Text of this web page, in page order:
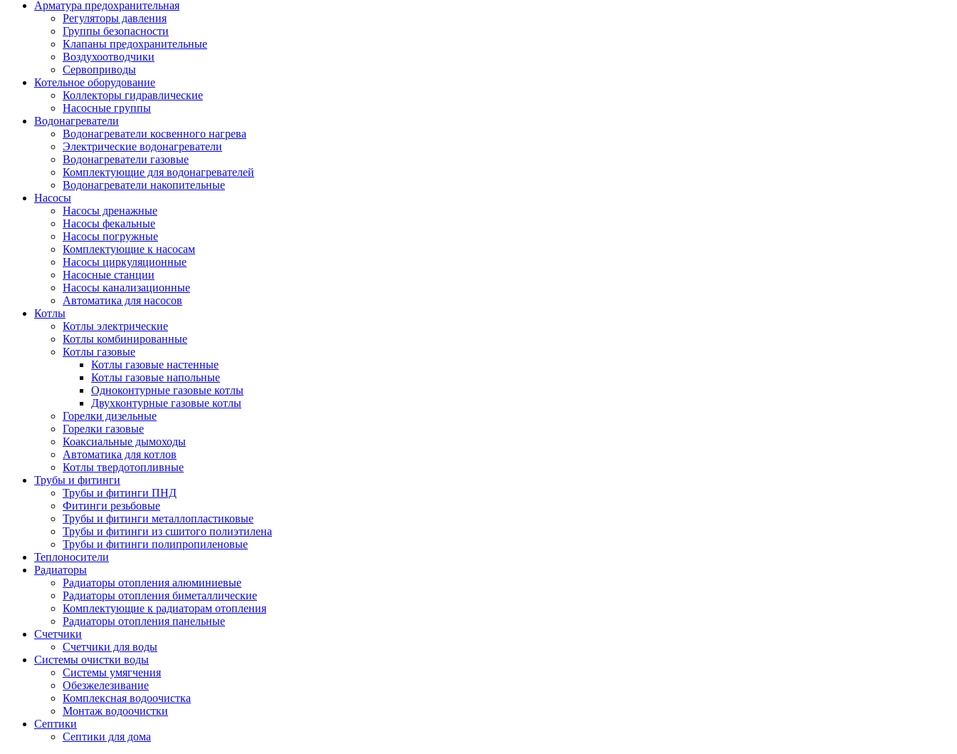
Арматура предохранительная
Регуляторы давления
Группы безопасности
Клапаны предохранительные
Воздухоотводчики
Сервоприводы
Котельное оборудование
Коллекторы гидравлические
Насосные группы
Водонагреватели
Водонагреватели косвенного нагрева
Электрические водонагреватели
Водонагреватели газовые
Комплектующие для водонагревателей
Водонагреватели накопительные
Насосы
Насосы дренажные
Насосы фекальные
Насосы погружные
Комплектующие к насосам
Насосы циркуляционные
Насосные станции
Насосы канализационные
Автоматика для насосов
Котлы
Котлы электрические
Котлы комбинированные
Котлы газовые
Котлы газовые настенные
Котлы газовые напольные
Одноконтурные газовые котлы
Двухконтурные газовые котлы
Горелки дизельные
Горелки газовые
Коаксиальные дымоходы
Автоматика для котлов
Котлы твердотопливные
Трубы и фитинги
Трубы и фитинги ПНД
Фитинги резьбовые
Трубы и фитинги металлопластиковые
Трубы и фитинги из сшитого полиэтилена
Трубы и фитинги полипропиленовые
Теплоносители
Радиаторы
Радиаторы отопления алюминиевые
Радиаторы отопления биметаллические
Комплектующие к радиаторам отопления
Радиаторы отопления панельные
Cчетчики
Счетчики для воды
Системы очистки воды
Системы умягчения
Обезжелезивание
Комплексная водоочистка
Монтаж водоочистки
Септики
Септики для дома